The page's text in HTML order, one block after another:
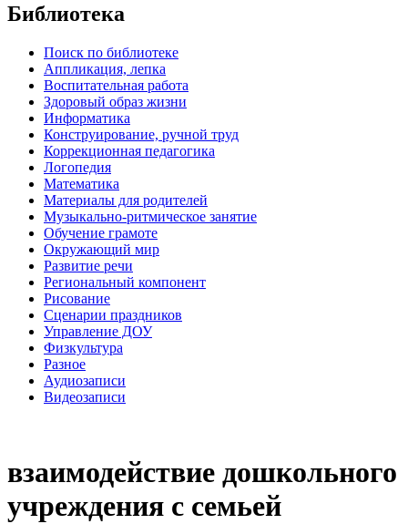
Библиотека
Поиск по библиотеке
Аппликация, лепка
Воспитательная работа
Здоровый образ жизни
Информатика
Конструирование, ручной труд
Коррекционная педагогика
Логопедия
Математика
Материалы для родителей
Музыкально-ритмическое занятие
Обучение грамоте
Окружающий мир
Развитие речи
Региональный компонент
Рисование
Сценарии праздников
Управление ДОУ
Физкультура
Разное
Аудиозаписи
Видеозаписи
взаимодействие дошкольного
учреждения с семьей